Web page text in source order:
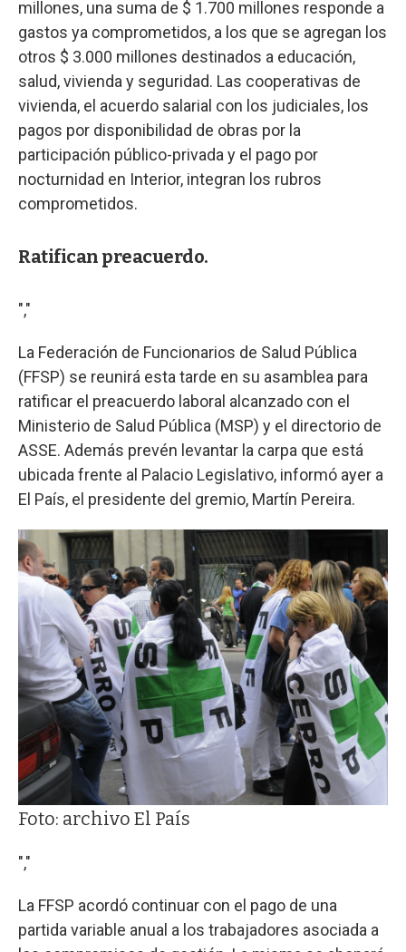
millones, una suma de $ 1.700 millones responde a
gastos ya comprometidos, a los que se agregan los
otros $ 3.000 millones destinados a educación,
salud, vivienda y seguridad. Las cooperativas de
vivienda, el acuerdo salarial con los judiciales, los
pagos por disponibilidad de obras por la
participación público-privada y el pago por
nocturnidad en Interior, integran los rubros
comprometidos.
Ratifican preacuerdo.
","
La Federación de Funcionarios de Salud Pública
(FFSP) se reunirá esta tarde en su asamblea para
ratificar el preacuerdo laboral alcanzado con el
Ministerio de Salud Pública (MSP) y el directorio de
ASSE. Además prevén levantar la carpa que está
ubicada frente al Palacio Legislativo, informó ayer a
El País, el presidente del gremio, Martín Pereira.
Foto: archivo El País
","
La FFSP acordó continuar con el pago de una
partida variable anual a los trabajadores asociada a